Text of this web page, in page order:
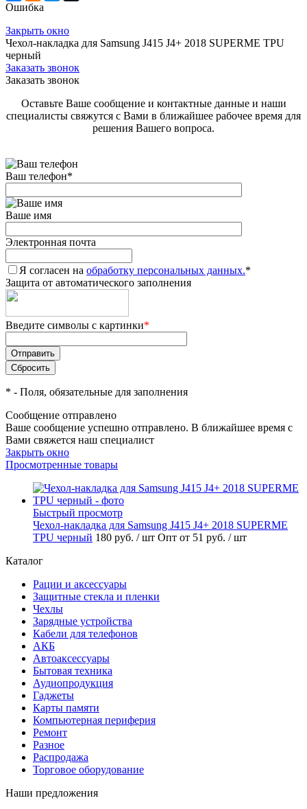
Ошибка
Закрыть окно
Чехол-накладка для Samsung J415 J4+ 2018 SUPERME TPU
черный
Заказать звонок
Заказать звонок
Оставьте Ваше сообщение и контактные данные и наши
специалисты свяжутся с Вами в ближайшее рабочее время для
решения Вашего вопроса.
Ваш телефон*
Ваше имя
Электронная почта
Я согласен на обработку персональных данных.*
Защита от автоматического заполнения
Введите символы с картинки*
* - Поля, обязательные для заполнения
Сообщение отправлено
Ваше сообщение успешно отправлено. В ближайшее время с
Вами свяжется наш специалист
Закрыть окно
Просмотренные товары
Быстрый просмотр
Чехол-накладка для Samsung J415 J4+ 2018 SUPERME
TPU черный 180 руб. / шт Опт от 51 руб. / шт
Каталог
Рации и аксессуары
Защитные стекла и пленки
Чехлы
Зарядные устройства
Кабели для телефонов
АКБ
Автоаксессуары
Бытовая техника
Аудиопродукция
Гаджеты
Карты памяти
Компьютерная периферия
Ремонт
Разное
Распродажа
Торговое оборудование
Наши предложения